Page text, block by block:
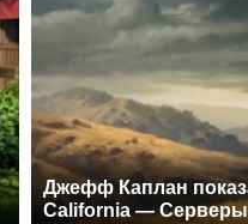
Джефф Каплан
California — Серверы